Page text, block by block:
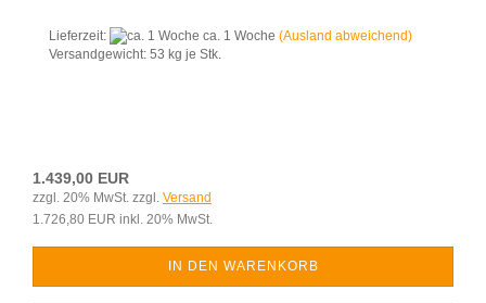
Lieferzeit: ca. 1 Woche (Ausland abweichend)
Versandgewicht: 53 kg je Stk.
1.439,00 EUR
zzgl. 20% MwSt. zzgl. Versand
1.726,80 EUR inkl. 20% MwSt.
IN DEN WARENKORB